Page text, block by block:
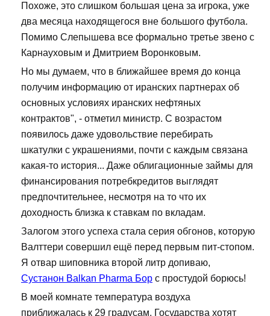
Похоже, это слишком большая цена за игрока, уже
два месяца находящегося вне большого футбола.
Помимо Слепышева все формально третье звено с
Карнауховым и Дмитрием Воронковым.
Но мы думаем, что в ближайшее время до конца
получим информацию от иранских партнерах об
основных условиях иранских нефтяных
контрактов", - отметил министр. С возрастом
появилось даже удовольствие перебирать
шкатулки с украшениями, почти с каждым связана
какая-то история... Даже облигационные займы для
финансирования потребкредитов выглядят
предпочтительнее, несмотря на то что их
доходность близка к ставкам по вкладам.
Залогом этого успеха стала серия обгонов, которую
Валттери совершил ещё перед первым пит-стопом.
Я отвар шиповника второй литр допиваю,
Сустанон Balkan Pharma Бор с простудой борюсь!
В моей комнате температура воздуха
приближалась к 29 градусам. Государства хотят